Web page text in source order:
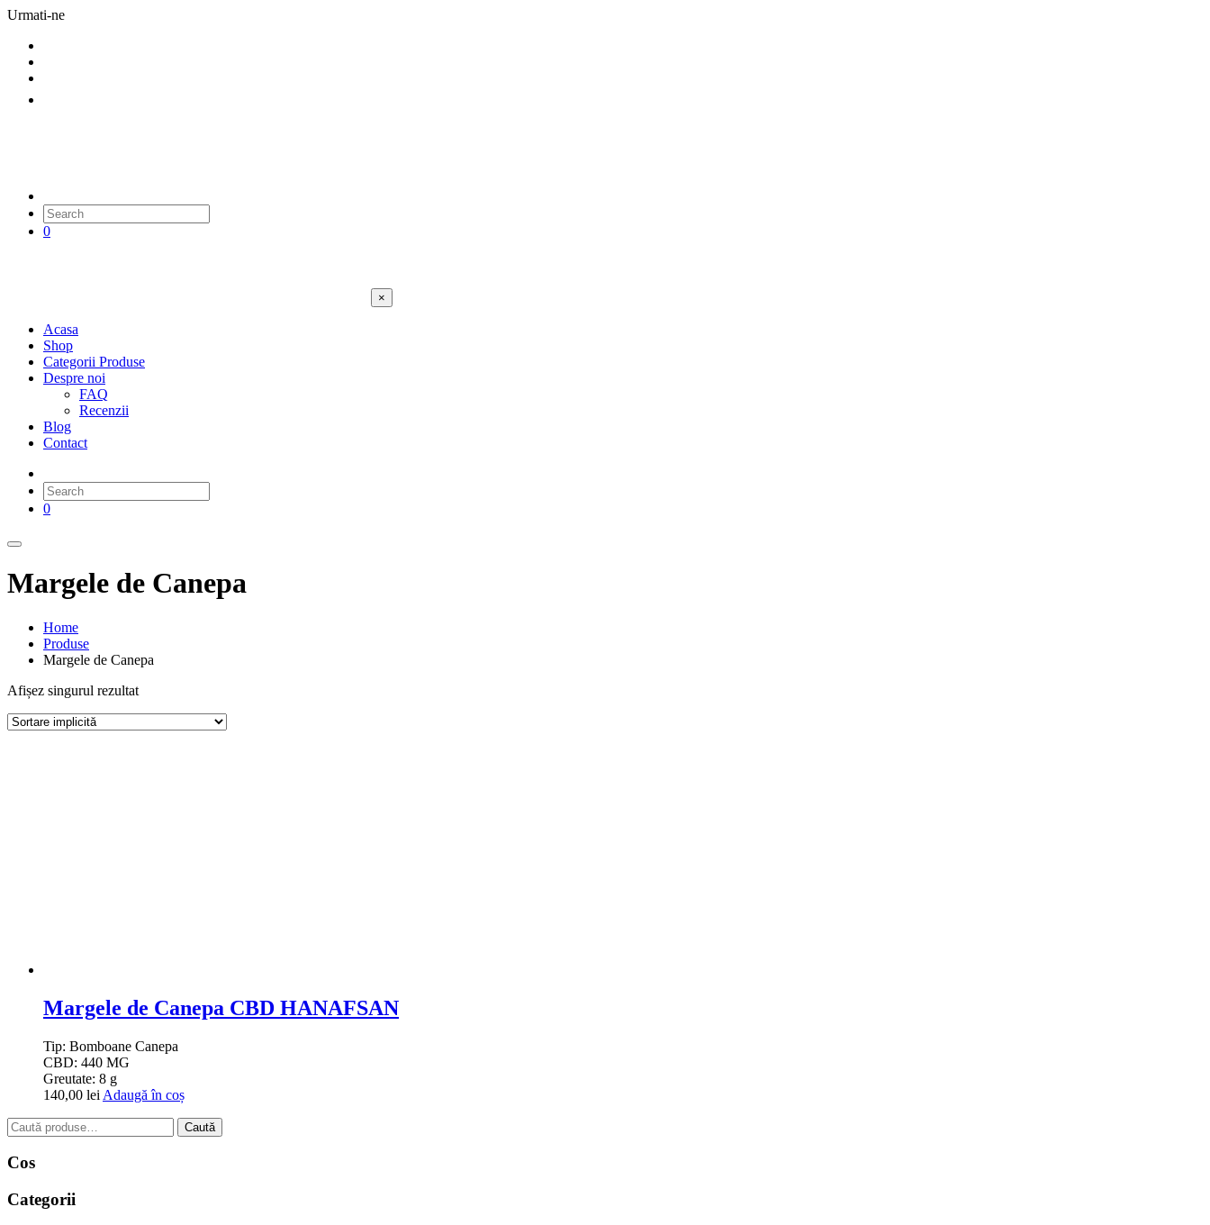
Urmati-ne
0
×
Acasa
Shop
Categorii Produse
Despre noi
FAQ
Recenzii
Blog
Contact
0
Margele de Canepa
Home
Produse
Margele de Canepa
Afișez singurul rezultat
Margele de Canepa CBD HANAFSAN
Tip: Bomboane Canepa
CBD: 440 MG
Greutate: 8 g
140,00 lei Adaugă în coș
Caută
după:
Caută
Cos
Categorii